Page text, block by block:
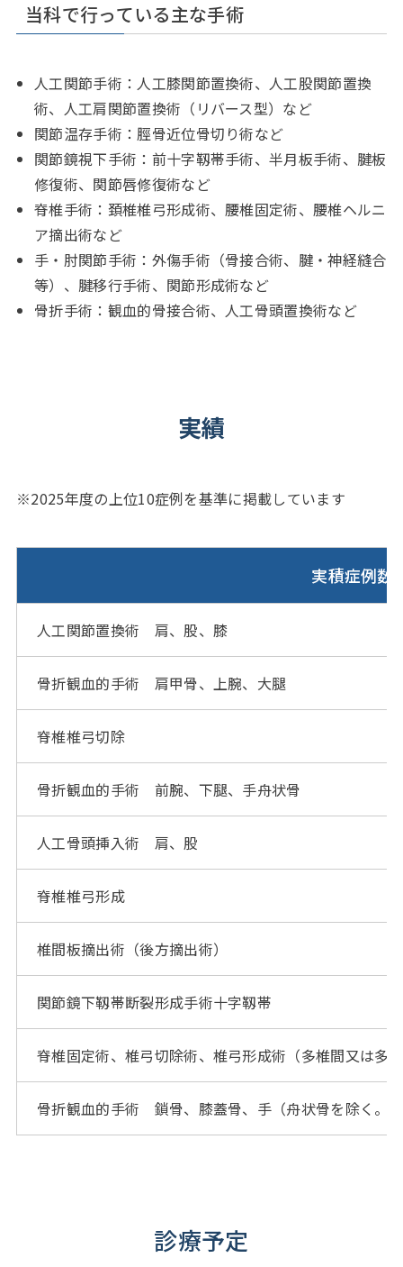
当科で行っている主な手術
人工関節手術：人工膝関節置換術、人工股関節置換
術、人工肩関節置換術（リバース型）など
関節温存手術：脛骨近位骨切り術など
関節鏡視下手術：前十字靱帯手術、半月板手術、腱板
修復術、関節唇修復術など
脊椎手術：頚椎椎弓形成術、腰椎固定術、腰椎ヘルニ
ア摘出術など
手・肘関節手術：外傷手術（骨接合術、腱・神経縫合
等）、腱移行手術、関節形成術など
骨折手術：観血的骨接合術、人工骨頭置換術など
実績
※2025年度の上位10症例を基準に掲載しています
実積症例数
人工関節置換術 肩、股、膝
骨折観血的手術 肩甲骨、上腕、大腿
脊椎椎弓切除
骨折観血的手術 前腕、下腿、手舟状骨
人工骨頭挿入術 肩、股
脊椎椎弓形成
椎間板摘出術（後方摘出術）
関節鏡下靱帯断裂形成手術十字靱帯
脊椎固定術、椎弓切除術、椎弓形成術（多椎間又は多
骨折観血的手術 鎖骨、膝蓋骨、手（舟状骨を除く。
診療予定